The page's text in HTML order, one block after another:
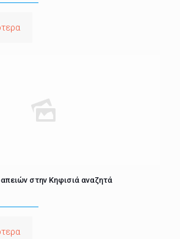
στην Κηφισιά αναζητά